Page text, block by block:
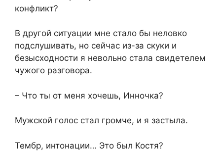
конфликт?
В другой ситуации мне стало бы неловко
подслушивать, но сейчас из-за скуки и
безысходности я невольно стала свидетелем
чужого разговора.
– Что ты от меня хочешь, Инночка?
Мужской голос стал громче, и я застыла.
Тембр, интонации… Это был Костя?